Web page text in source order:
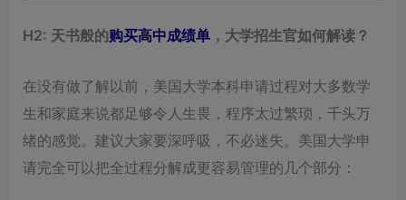
H2: 天书般的购买高中成绩单 ，大学招生官如何解读？
在没有做了解以前，美国大学本科申请过程对大多数学
生和家庭来说都足够令人生畏，程序太过繁琐，千头万
绪的感觉。建议大家要深呼吸，不必迷失。美国大学申
请完全可以把全过程分解成更容易管理的几个部分：